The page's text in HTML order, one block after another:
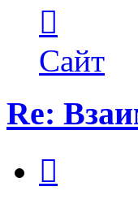
пользователя
Maks42
Сайт
Re: